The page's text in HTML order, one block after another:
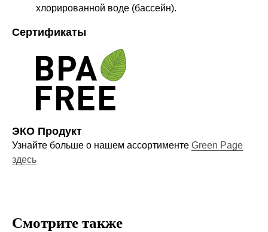
хлорированной воде (бассейн).
Сертификаты
ЭКО Продукт
Узнайте больше о нашем ассортименте Green Page
здесь
Смотрите также
Оставайтесь в курсе новостей и
новинках
Компания
О нас
Контакты